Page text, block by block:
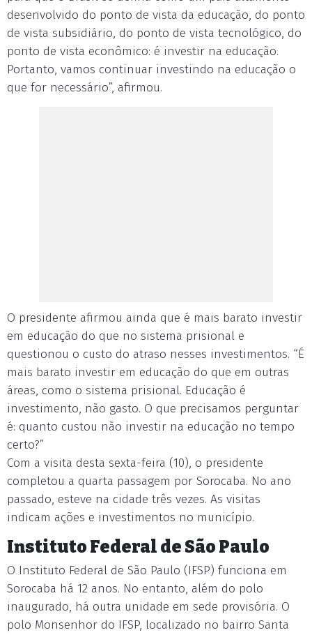
desenvolvido do ponto de vista da educação, do ponto
de vista subsidiário, do ponto de vista tecnológico, do
ponto de vista econômico: é investir na educação.
Portanto, vamos continuar investindo na educação o
que for necessário”, afirmou.
O presidente afirmou ainda que é mais barato investir
em educação do que no sistema prisional e
questionou o custo do atraso nesses investimentos. “É
mais barato investir em educação do que em outras
áreas, como o sistema prisional. Educação é
investimento, não gasto. O que precisamos perguntar
é: quanto custou não investir na educação no tempo
certo?”
Com a visita desta sexta-feira (10), o presidente
completou a quarta passagem por Sorocaba. No ano
passado, esteve na cidade três vezes. As visitas
indicam ações e investimentos no município.
Instituto Federal de São Paulo
O Instituto Federal de São Paulo (IFSP) funciona em
Sorocaba há 12 anos. No entanto, além do polo
inaugurado, há outra unidade em sede provisória. O
polo Monsenhor do IFSP, localizado no bairro Santa